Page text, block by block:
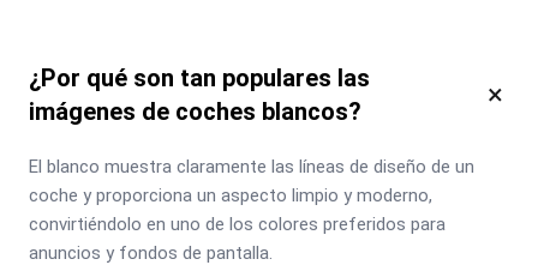
¿Por qué son tan populares las
imágenes de coches blancos?
×
El blanco muestra claramente las líneas de diseño de un
coche y proporciona un aspecto limpio y moderno,
convirtiéndolo en uno de los colores preferidos para
anuncios y fondos de pantalla.